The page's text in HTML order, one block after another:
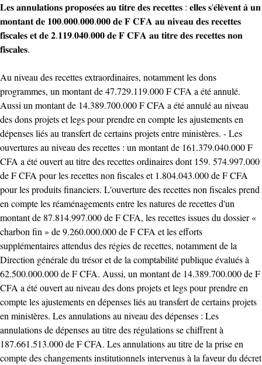
𝐋𝐞𝐬 𝐚𝐧𝐧𝐮𝐥𝐚𝐭𝐢𝐨𝐧𝐬 𝐩𝐫𝐨𝐩𝐨𝐬𝐞́𝐞𝐬 𝐚𝐮 𝐭𝐢𝐭𝐫𝐞 𝐝𝐞𝐬 𝐫𝐞𝐜𝐞𝐭𝐭𝐞𝐬 : 𝐞𝐥𝐥𝐞𝐬 𝐬'𝐞́𝐥𝐞̀𝐯𝐞𝐧𝐭 𝐚̀ 𝐮𝐧
𝐦𝐨𝐧𝐭𝐚𝐧𝐭 𝐝𝐞 𝟏𝟎𝟎.𝟎𝟎𝟎.𝟎𝟎𝟎.𝟎𝟎𝟎 𝐝𝐞 𝐅 𝐂𝐅𝐀 𝐚𝐮 𝐧𝐢𝐯𝐞𝐚𝐮 𝐝𝐞𝐬 𝐫𝐞𝐜𝐞𝐭𝐭𝐞𝐬
𝐟𝐢𝐬𝐜𝐚𝐥𝐞𝐬 𝐞𝐭 𝐝𝐞 𝟐.𝟏𝟏𝟗.𝟎𝟒𝟎.𝟎𝟎𝟎 𝐝𝐞 𝐅 𝐂𝐅𝐀 𝐚𝐮 𝐭𝐢𝐭𝐫𝐞 𝐝𝐞𝐬 𝐫𝐞𝐜𝐞𝐭𝐭𝐞𝐬 𝐧𝐨𝐧
𝐟𝐢𝐬𝐜𝐚𝐥𝐞𝐬.
Au niveau des recettes extraordinaires, notamment les dons
programmes, un montant de 47.729.119.000 F CFA a été annulé.
Aussi un montant de 14.389.700.000 F CFA a été annulé au niveau
des dons projets et legs pour prendre en compte les ajustements en
dépenses liés au transfert de certains projets entre ministères. - Les
ouvertures au niveau des recettes : un montant de 161.379.040.000 F
CFA a été ouvert au titre des recettes ordinaires dont 159. 574.997.000
de F CFA pour les recettes non fiscales et 1.804.043.000 de F CFA
pour les produits financiers. L'ouverture des recettes non fiscales prend
en compte les réaménagements entre les natures de recettes d'un
montant de 87.814.997.000 de F CFA, les recettes issues du dossier «
charbon fin » de 9.260.000.000 de F CFA et les efforts
supplémentaires attendus des régies de recettes, notamment de la
Direction générale du trésor et de la comptabilité publique évalués à
62.500.000.000 de F CFA. Aussi, un montant de 14.389.700.000 de F
CFA a été ouvert au niveau des dons projets et legs pour prendre en
compte les ajustements en dépenses liés au transfert de certains projets
en ministères. Les annulations au niveau des dépenses : Les
annulations de dépenses au titre des régulations se chiffrent à
187.661.513.000 de F CFA. Les annulations au titre de la prise en
compte des changements institutionnels intervenus à la faveur du décret